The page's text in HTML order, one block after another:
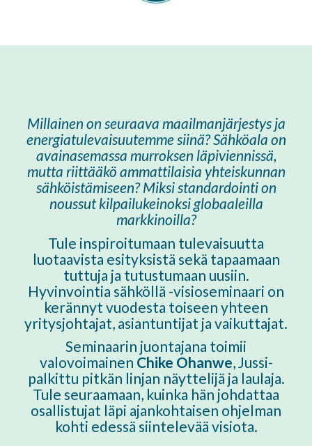
Millainen on seuraava maailmanjärjestys ja
energiatulevaisuutemme siinä? Sähköala on
avainasemassa murroksen läpiviennissä,
mutta riittääkö ammattilaisia yhteiskunnan
sähköistämiseen? Miksi standardointi on
noussut kilpailukeinoksi globaaleilla
markkinoilla?
Tule inspiroitumaan tulevaisuutta
luotaavista esityksistä sekä tapaamaan
tuttuja ja tutustumaan uusiin.
Hyvinvointia sähköllä -visioseminaari on
kerännyt vuodesta toiseen yhteen
yritysjohtajat, asiantuntijat ja vaikuttajat.
Seminaarin juontajana toimii
valovoimainen Chike Ohanwe, Jussi-
palkittu pitkän linjan näyttelijä ja laulaja.
Tule seuraamaan, kuinka hän johdattaa
osallistujat läpi ajankohtaisen ohjelman
kohti edessä siintelevää visiota.